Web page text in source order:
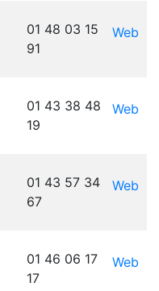
01 48 03 15
91
Web
01 43 38 48
19
Web
01 43 57 34
67
Web
01 46 06 17
17
Web